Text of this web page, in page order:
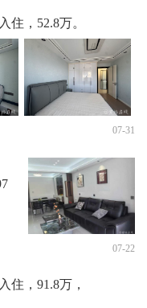
住，52.8万。
07-31
07-22
住，91.8万，